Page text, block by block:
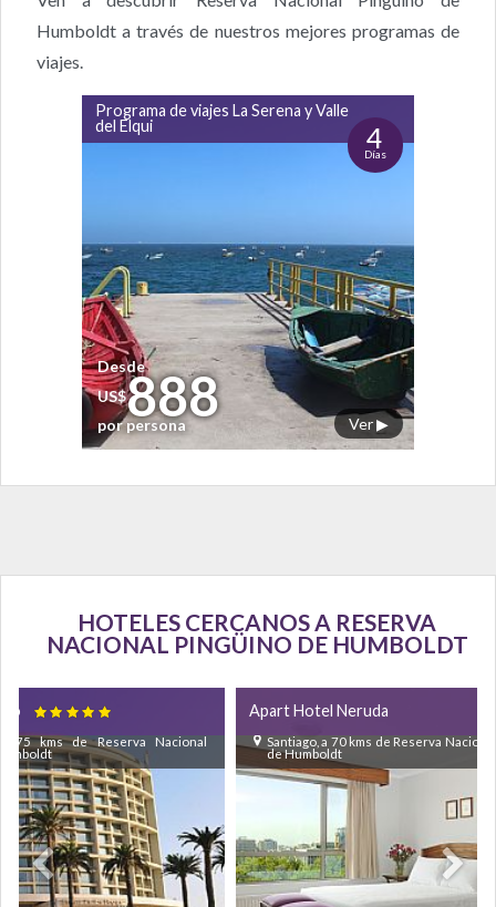
Humboldt a través de nuestros mejores programas de
viajes.
Programa de viajes La Serena y Valle
del Elqui
4
Días
Ver ▶
Desde
US$888
por persona
HOTELES CERCANOS A RESERVA
NACIONAL PINGÜINO DE HUMBOLDT

75 kms de Reserva Nacional
Apart Hotel Neruda
Santiago, a 70 kms de Reserva
de Humboldt